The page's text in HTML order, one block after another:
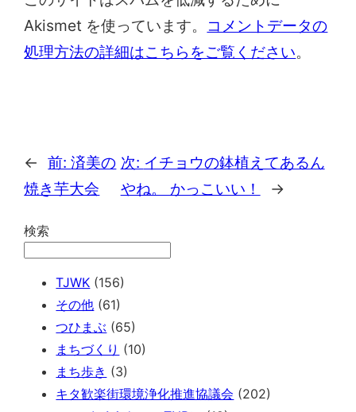
Akismet を使っています。
コメントデータの
処理方法の詳細はこちらをご覧ください。
← 前:済美の
焼き芋大会
次: イチョウの鉢植えてあるん
やね。 かっこいい！
→
検索
TJWK (156)
その他 (61)
つひまぶ (65)
まちづくり (10)
まち歩き (3)
キタ歓楽街環境浄化推進協議会 (202)